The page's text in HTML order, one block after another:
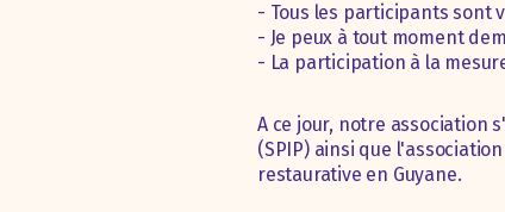
- Tous les participants sont
- Je peux à tout moment
- La participation à la
A ce jour, notre association
(SPIP) ainsi que
restaurative en Guyane.